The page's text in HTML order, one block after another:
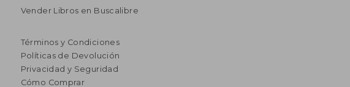
Vender Libros en Buscalibre
Términos y Condiciones
Políticas de Devolución
Privacidad y Seguridad
Cómo Comprar